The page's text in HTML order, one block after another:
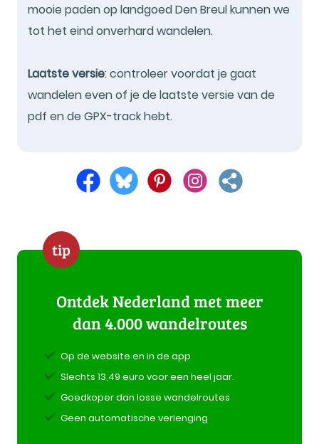
mooie paden op landgoed Den Breul kunnen we
tot het eind onverhard wandelen.
Laatste versie: controleer voordat je gaat
wandelen even of je de laatste versie van de
pdf en de GPX-track hebt.
tip
Ontdek Nederland met meer
dan 4.000 wandelroutes
Op de website en in de app
Slechts 13,49 euro voor een heel jaar.
Goedkoper dan losse wandelroutes
Geen automatische verlenging